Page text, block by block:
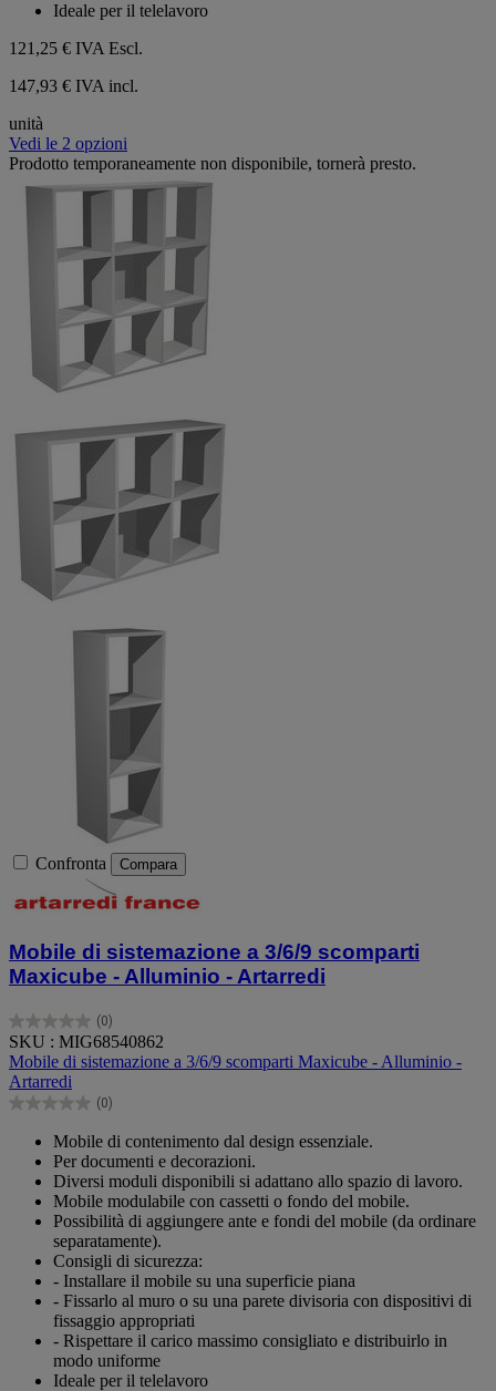
Ideale per il telelavoro
121,25 € IVA Escl.
147,93 € IVA incl.
unità
Vedi le 2 opzioni
Prodotto temporaneamente non disponibile, tornerà presto.
Confronta Compara
Mobile di sistemazione a 3/6/9 scomparti
Maxicube - Alluminio - Artarredi
(0)
0.0
su
5
stelle.
SKU : MIG68540862
Mobile di sistemazione a 3/6/9 scomparti Maxicube - Alluminio -
Artarredi
(0)
0.0
stelle.
Mobile di contenimento dal design essenziale.
Per documenti e decorazioni.
Diversi moduli disponibili si adattano allo spazio di lavoro.
Mobile modulabile con cassetti o fondo del mobile.
Possibilità di aggiungere ante e fondi del mobile (da ordinare
separatamente).
Consigli di sicurezza:
- Installare il mobile su una superficie piana
- Fissarlo al muro o su una parete divisoria con dispositivi di
fissaggio appropriati
- Rispettare il carico massimo consigliato e distribuirlo in
modo uniforme
Ideale per il telelavoro